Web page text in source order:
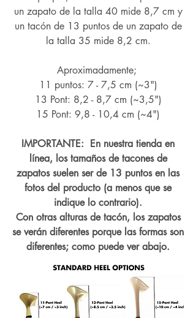
un zapato de la talla 40 mide 8,7 cm y
un tacón de 13 puntos de un zapato de
la talla 35 mide 8,2 cm.
Aproximadamente;
11 puntos: 7 - 7,5 cm (~3")
13 Pont: 8,2 - 8,7 cm (~3,5")
15 Pont: 9,8 - 10,4 cm (~4")
IMPORTANTE: En nuestra tienda en
línea, los tamaños de tacones de
zapatos suelen ser de 13 puntos en las
fotos del producto (a menos que se
indique lo contrario).
Con otras alturas de tacón, los zapatos
se verán diferentes porque las formas son
diferentes; como puede ver abajo.